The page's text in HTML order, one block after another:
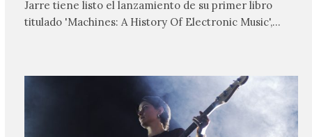
Jarre tiene listo el lanzamiento de su primer libro
titulado 'Machines: A History Of Electronic Music',